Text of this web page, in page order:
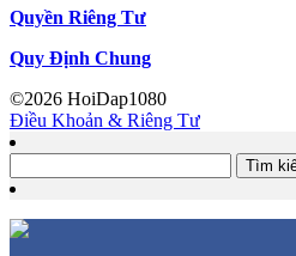
Quyền Riêng Tư
Quy Định Chung
©2026 HoiDap1080
Điều Khoản & Riêng Tư
kiếm